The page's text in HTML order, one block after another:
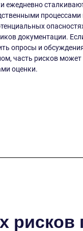
ежедневно
процессами
документации.
опросы и
часть рисков может
оценки.
рисков